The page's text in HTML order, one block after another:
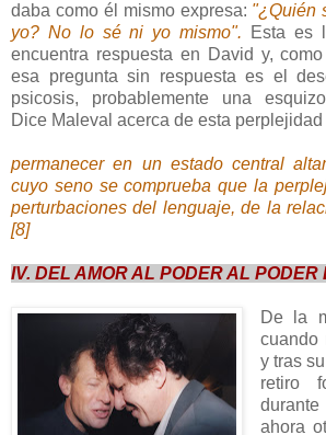
daba como él mismo expresa: "¿Quién
yo? No lo sé ni yo mismo".
Esta es
encuentra respuesta en David y,
esa pregunta sin respuesta es el
psicosis, probablemente una
Dice Maleval acerca de esta
permanecer en un estado central
cuyo seno se comprueba que la
perturbaciones del lenguaje, de la
[8]
IV. DEL AMOR AL PODER AL PODER
De la
cuando
y tras
retiro
ahora